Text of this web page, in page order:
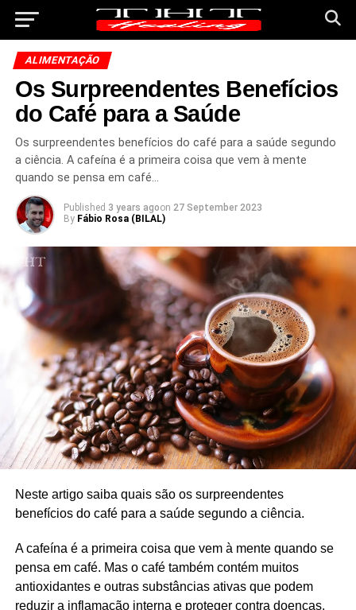
ALIMENTAÇÃO
Os Surpreendentes Benefícios
do Café para a Saúde
Os surpreendentes benefícios do café para a saúde segundo
a ciência. A cafeína é a primeira coisa que vem à mente
quando se pensa em café…
Published 3 years agoon 27 September 2023
By Fábio Rosa (BILAL)
Neste artigo saiba quais são os surpreendentes
benefícios do café para a saúde segundo a ciência.
A cafeína é a primeira coisa que vem à mente quando se
pensa em café. Mas o café também contém muitos
antioxidantes e outras substâncias ativas que podem
reduzir a inflamação interna e proteger contra doenças,